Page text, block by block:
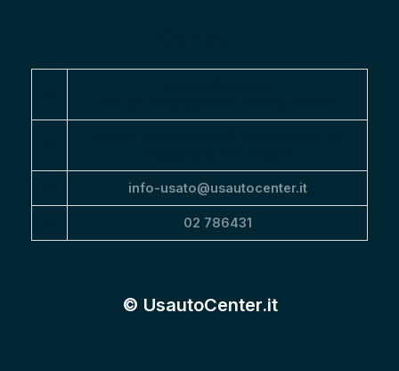
info-usato@usautocenter.it
02 786431
© UsautoCenter.it